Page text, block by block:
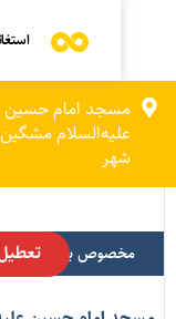
استغاثه
مسجد امام حسین
علیه‌السلام مشگین
شهر
مخصوص بانوانتعطیل